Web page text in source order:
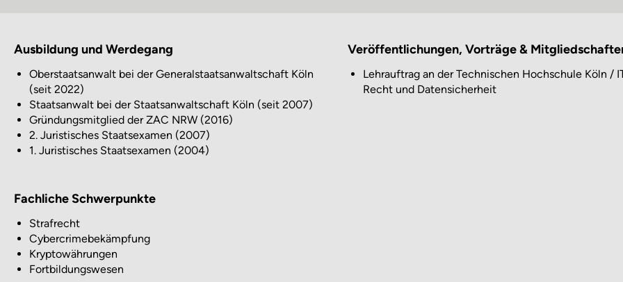
Ausbildung und Werdegang
Oberstaatsanwalt bei der Generalstaatsanwaltschaft Köln
(seit 2022)
Staatsanwalt bei der Staatsanwaltschaft Köln (seit 2007)
Gründungsmitglied der ZAC NRW (2016)
2. Juristisches Staatsexamen (2007)
1. Juristisches Staatsexamen (2004)
Fachliche Schwerpunkte
Strafrecht
Cybercrimebekämpfung
Kryptowährungen
Fortbildungswesen
Veröffentlichungen, Vorträge &
Lehrauftrag an der Technischen Hochschule Köln /
Recht und Datensicherheit